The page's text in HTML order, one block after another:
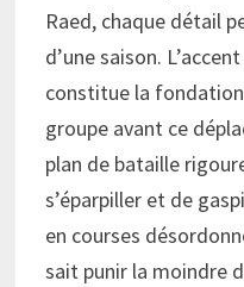
Raed, chaque détail
d’une saison.
constitue la
groupe avant ce
plan de bataille
s’éparpiller et de
en courses
sait punir la moindre